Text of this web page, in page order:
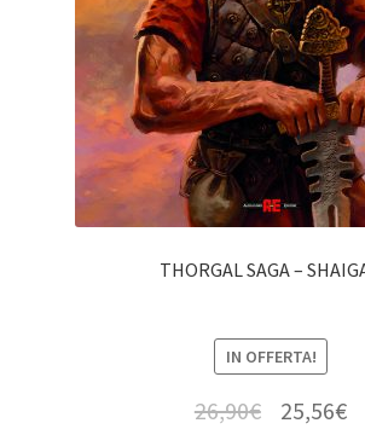
THORGAL SAGA –
IN OFFERTA!
26,90€ 25,56€